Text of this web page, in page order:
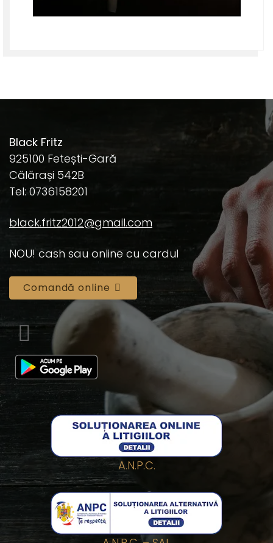
Black Fritz
925100 Fetești-Gară
Călărași 542B
Tel: 0736158201
black.fritz2012@gmail.com
NOU! cash sau online cu cardul
Comandă online
A.N.P.C.